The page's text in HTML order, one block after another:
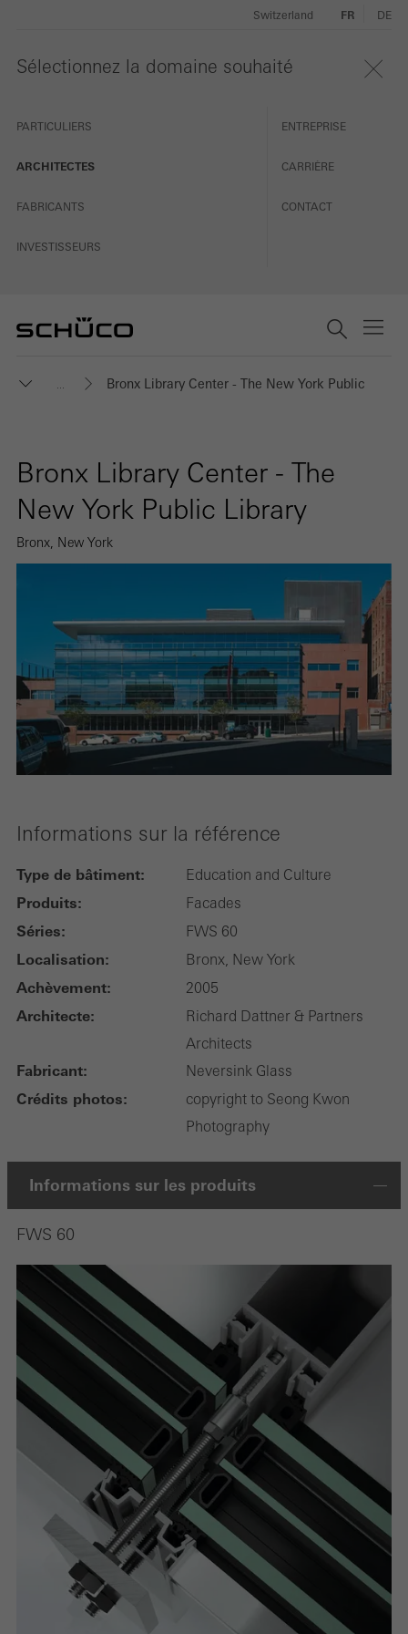
Sélectionnez la domaine souhaité
PARTICULIERS
ARCHITECTES
FABRICANTS
INVESTISSEURS
ENTREPRISE
CARRIÈRE
CONTACT
Switzerland FR DE
... Bronx Library Center - The New York Public
Bronx Library Center - The
New York Public Library
Bronx, New York
Informations sur la référence
Type de bâtiment: Education and Culture
Produits: Facades
Séries: FWS 60
Localisation: Bronx, New York
Achèvement: 2005
Architecte:
Richard Dattner & Partners
Architects
Fabricant: Neversink Glass
Crédits photos:
copyright to Seong Kwon
Photography
Informations sur les produits
FWS 60